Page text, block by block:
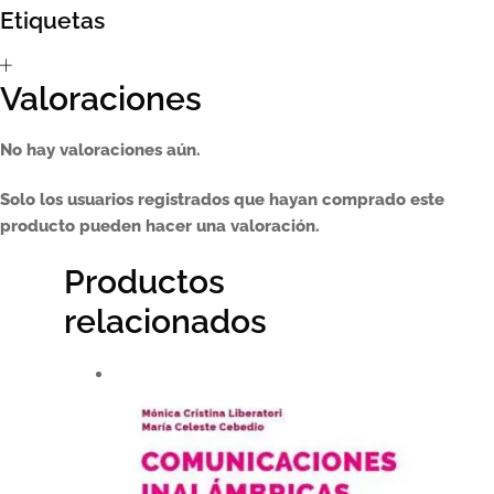
Suscríbete a la newsletter de Marcombo
Suscripción
Test Formulario
Etiquetas
Valoraciones
No hay valoraciones aún.
Solo los usuarios registrados que hayan comprado este
producto pueden hacer una valoración.
Productos
relacionados